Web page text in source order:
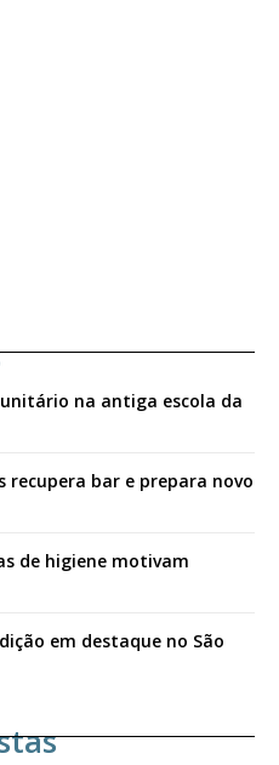
na antiga escola da
recupera bar e prepara novo
de higiene motivam
em destaque no São